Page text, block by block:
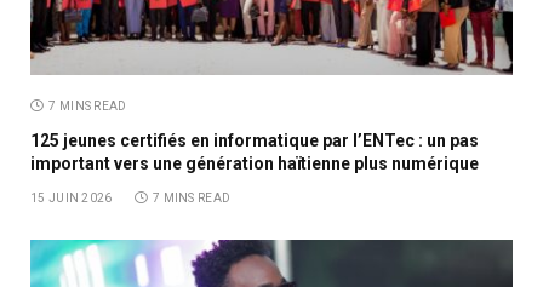
7 MINS READ
125 jeunes certifiés en informatique par l’ENTec : un pas
important vers une génération haïtienne plus numérique
15 JUIN 2026 7 MINS READ